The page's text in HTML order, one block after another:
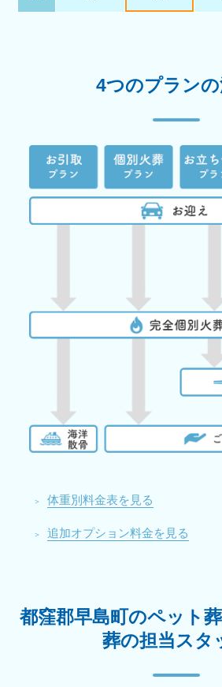
4つのプラン
体重別料金表を見る
追加オプション料金を見る
都窪郡早島町のペット
葬の担当スタ